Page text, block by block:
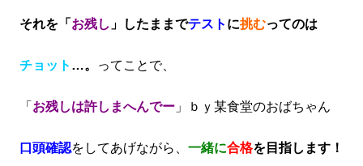
それを「 お残し 」したままでテスト に挑むってのは
チョット …。 ってことで、
「 お残しは許しまへんでー 」ｂｙ某食堂のおばちゃん
口頭確認をしてあげながら、 一緒に合格を目指します！